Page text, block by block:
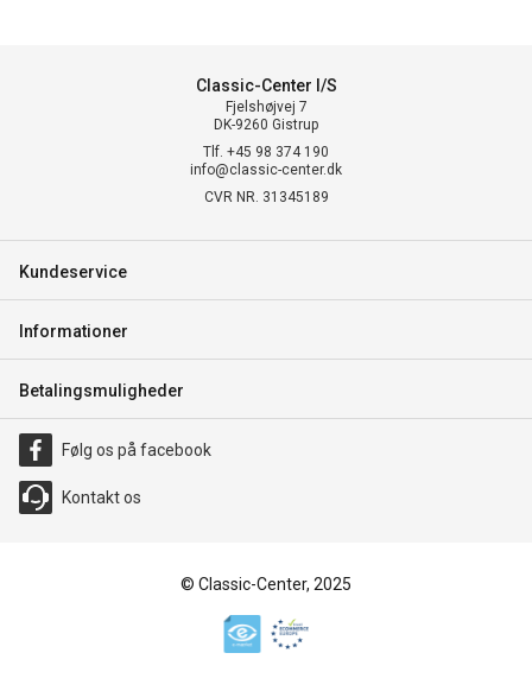
Classic-Center I/S
Fjelshøjvej 7
DK-9260 Gistrup
Tlf. +45 98 374 190
info@classic-center.dk
CVR NR. 31345189
Kundeservice
Informationer
Betalingsmuligheder
Følg os på facebook
Kontakt os
© Classic-Center, 2025